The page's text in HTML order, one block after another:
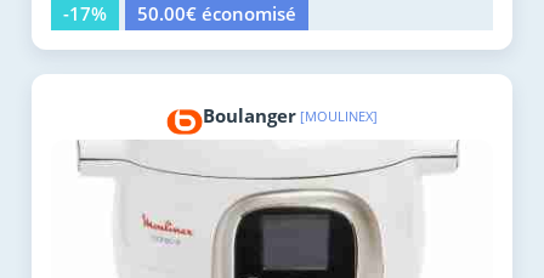
-17%
50.00€ économisé
Boulanger [MOULINEX]